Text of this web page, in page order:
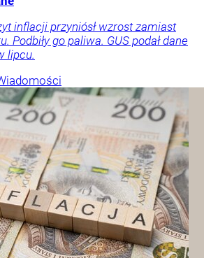
inflacji przyniósł wzrost zamiast
Podbiły go paliwa. GUS podał dane
lipcu.